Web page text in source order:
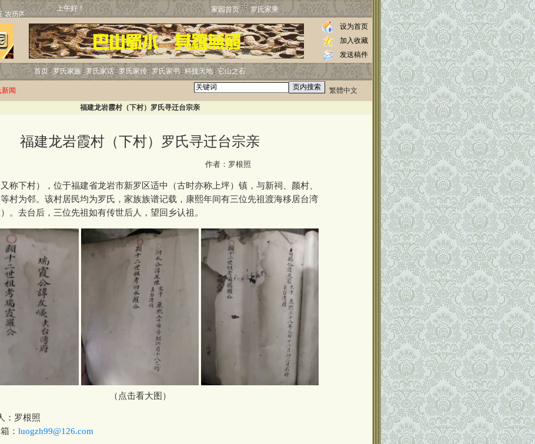
上午好！ 家园首页 罗氏家乘
设为首页
加入收藏
发送稿件
首页 罗氏家族 罗氏家话 罗氏家传 罗氏家书 科技天地 它山之石
新闻 繁體中文
福建龙岩霞村（下村）罗氏寻迁台宗亲
福建龙岩霞村（下村）罗氏寻迁台宗亲
作者：罗根照
下村），位于福建省龙岩市新罗区适中（古时亦称上坪）镇，与新祠、颜村、
村为邻。该村居民均为罗氏，家族族谱记载，康熙年间有三位先祖渡海移居台湾
）。去台后，三位先祖如有传世后人，望回乡认祖。
（点击看大图）
罗根照
： luogzh99@126.com